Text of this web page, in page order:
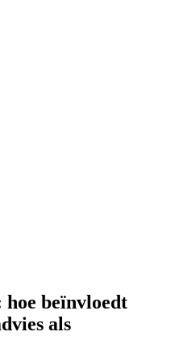
beïnvloedt
als